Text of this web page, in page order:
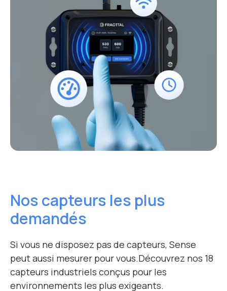
Nos capteurs les plus
demandés
Si vous ne disposez pas de capteurs, Sense
peut aussi mesurer pour vous.Découvrez nos 18
capteurs industriels conçus pour les
environnements les plus exigeants.